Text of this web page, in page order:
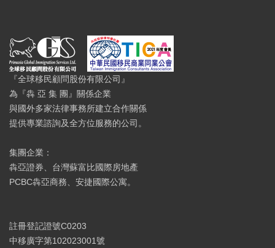
『全球移民顧問股份有限公司』
為『犇 亞 集 團』關係企業
與國外多家法律事務所建立合作關係
提供專業諮詢及全方位服務的公司。
集團企業：
犇亞證券、台灣蘇富比國際房地產
PCBC犇亞商務、安捷國際公寓。
註冊登記證號C0203
中移廣字第102023001號